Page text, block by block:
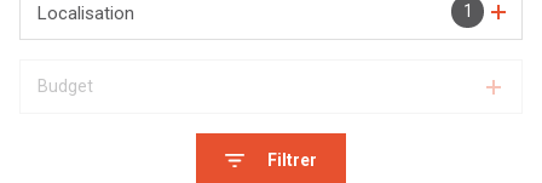
1
Localisation
Budget
Filtrer